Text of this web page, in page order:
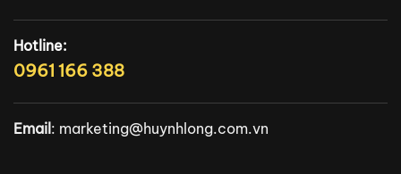
Hotline:
0961 166 388
Email : marketing@huynhlong.com.vn